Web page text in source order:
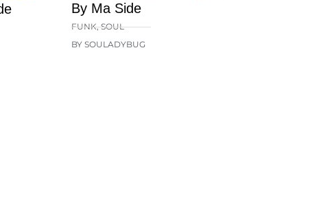
By Ma Side
FUNK,SOUL
BY SOULADYBUG